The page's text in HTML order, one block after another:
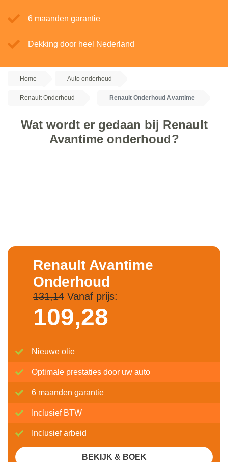
6 maanden garantie
Dekking door heel Nederland
Home Auto onderhoud
Renault Onderhoud Renault Onderhoud Avantime
Wat wordt er gedaan bij Renault
Avantime onderhoud?
Renault Avantime
Onderhoud
131,14Vanaf prijs:
109,28
Nieuwe olie
Optimale prestaties door uw auto
6 maanden garantie
Inclusief BTW
Inclusief arbeid
BEKIJK & BOEK